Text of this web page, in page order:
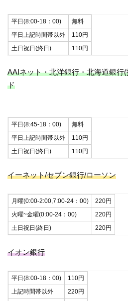
平日(8:00-18：00)
無料
平日上記時間帯以外
110円
土日祝日(終日)
110円
AAIネット・北洋銀行・北海道銀行
ド
平日(8:45-18：00)
無料
平日上記時間帯以外
110円
土日祝日(終日)
110円
イーネット/セブン銀行/ローソン
月曜(0:00-2:00,7:00-24：00)
220円
火曜~金曜(0:00-24：00)
220円
土日祝日(終日)
220円
イオン銀行
平日(8:00-18：00)
110円
上記時間帯以外
220円